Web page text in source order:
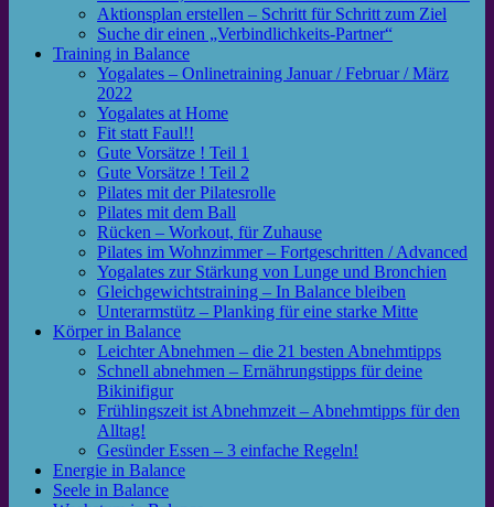
Aktionsplan erstellen – Schritt für Schritt zum Ziel
Suche dir einen „Verbindlichkeits-Partner“
Training in Balance
Yogalates – Onlinetraining Januar / Februar / März
2022
Yogalates at Home
Fit statt Faul!!
Gute Vorsätze ! Teil 1
Gute Vorsätze ! Teil 2
Pilates mit der Pilatesrolle
Pilates mit dem Ball
Rücken – Workout, für Zuhause
Pilates im Wohnzimmer – Fortgeschritten / Advanced
Yogalates zur Stärkung von Lunge und Bronchien
Gleichgewichtstraining – In Balance bleiben
Unterarmstütz – Planking für eine starke Mitte
Körper in Balance
Leichter Abnehmen – die 21 besten Abnehmtipps
Schnell abnehmen – Ernährungstipps für deine
Bikinifigur
Frühlingszeit ist Abnehmzeit – Abnehmtipps für den
Alltag!
Gesünder Essen – 3 einfache Regeln!
Energie in Balance
Seele in Balance